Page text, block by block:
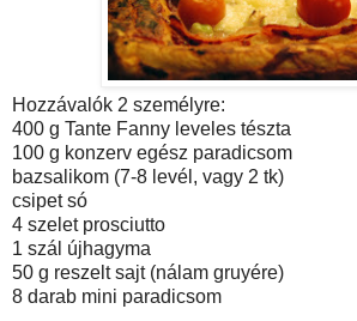
Hozzávalók 2 személyre:
400 g Tante Fanny leveles tészta
100 g konzerv egész paradicsom
bazsalikom (7-8 levél, vagy 2 tk)
csipet só
4 szelet prosciutto
1 szál újhagyma
50 g reszelt sajt (nálam gruyére)
8 darab mini paradicsom